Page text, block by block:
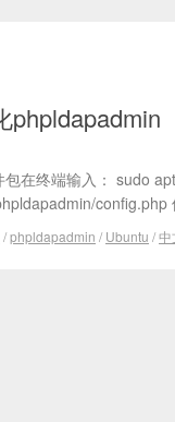
phpldapadmin
在终端输入： sudo
config.php
/phpldapadmin / Ubuntu /中